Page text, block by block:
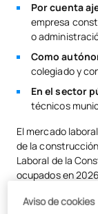
¿Qué habilidades
Por cuenta
empresa
o
Como
colegiado y
En el sector
técnicos
El mercado
de la
Laboral de la
ocupados en
crecer.
Aviso de cookies